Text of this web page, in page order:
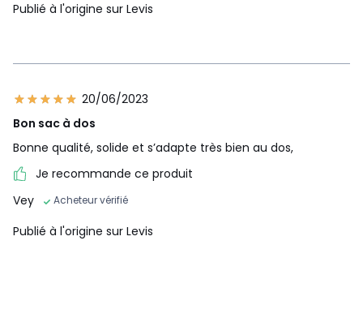
Publié à l'origine sur Levis
20/06/2023
Bon sac à dos
Bonne qualité, solide et s’adapte très bien au dos,
Je recommande ce produit
Vey
Acheteur vérifié
Publié à l'origine sur Levis